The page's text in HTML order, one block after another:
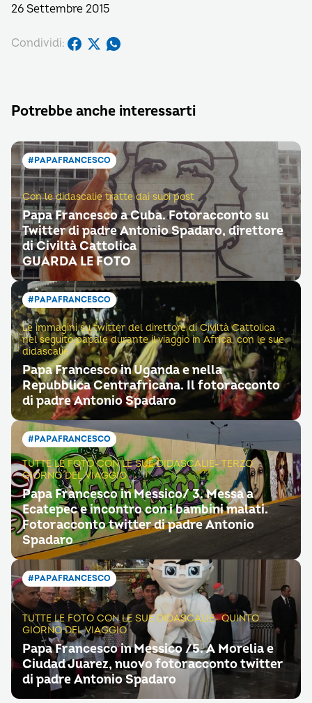
26 Settembre 2015
Condividi:
Potrebbe anche interessarti
#PAPAFRANCESCO
Con le didascalie tratte dai suoi post
Papa Francesco a Cuba. Fotoracconto su
Twitter di padre Antonio Spadaro, direttore
di Civiltà Cattolica
GUARDA LE FOTO
#PAPAFRANCESCO
Le immagini su twitter del direttore di Civiltà Cattolica
nel seguito papale durante il viaggio in Africa, con le sue
didascalie
Papa Francesco in Uganda e nella
Repubblica Centrafricana. Il fotoracconto
di padre Antonio Spadaro
#PAPAFRANCESCO
TUTTE LE FOTO CON LE SUE DIDASCALIE- TERZO
GIORNO DEL VIAGGIO
Papa Francesco in Messico/ 3. Messa a
Ecatepec e incontro con i bambini malati.
Fotoracconto twitter di padre Antonio
Spadaro
#PAPAFRANCESCO
TUTTE LE FOTO CON LE SUE DIDASCALIE- QUINTO
GIORNO DEL VIAGGIO
Papa Francesco in Messico /5. A Morelia e
Ciudad Juarez, nuovo fotoracconto twitter
di padre Antonio Spadaro